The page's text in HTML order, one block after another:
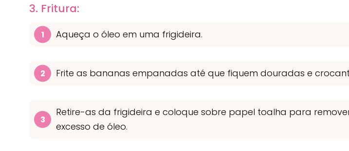
3. Fritura:
Aqueça o óleo em uma frigideira.
Frite as bananas empanadas até que fiquem douradas e
Retire-as da frigideira e coloque sobre papel toalha para
excesso de óleo.